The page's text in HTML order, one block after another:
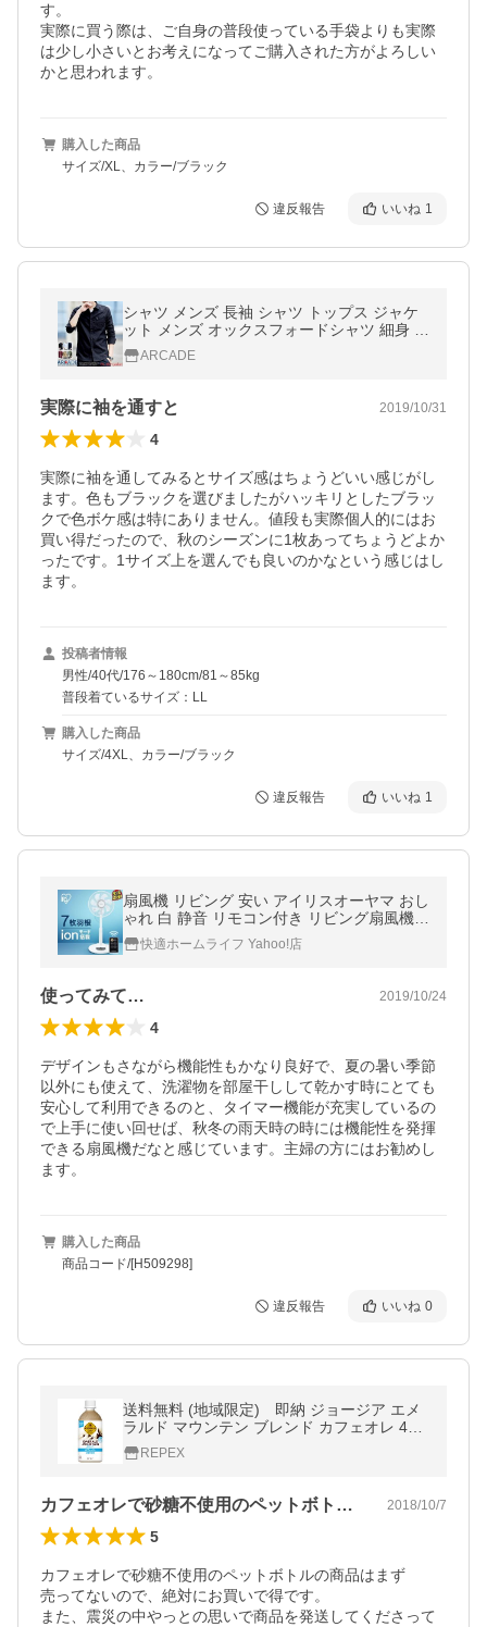
す。
実際に買う際は、ご自身の普段使っている手袋よりも実際
は少し小さいとお考えになってご購入された方がよろしい
かと思われます。
購入した商品
サイズ/XL、カラー/ブラック
違反報告 いいね 1
シャツ メンズ 長袖 シャツ トップス ジャケ
ット メンズ オックスフォードシャツ 細身 タ
イト シャツ 半袖 オーバーシャツ M L XL 2X
L 3XL 4XL/爆買
ARCADE
実際に袖を通すと 2019/10/31
4
実際に袖を通してみるとサイズ感はちょうどいい感じがし
ます。色もブラックを選びましたがハッキリとしたブラッ
クで色ボケ感は特にありません。値段も実際個人的にはお
買い得だったので、秋のシーズンに1枚あってちょうどよか
ったです。1サイズ上を選んでも良いのかなという感じはし
ます。
投稿者情報
男性/40代/176～180cm/81～85kg
普段着ているサイズ：LL
購入した商品
サイズ/4XL、カラー/ブラック
違反報告 いいね 1
扇風機 リビング 安い アイリスオーヤマ おし
ゃれ 白 静音 リモコン付き リビング扇風機
シンプル 自然風 イオン 30cm LFA-306
快適ホームライフ Yahoo!店
使ってみて… 2019/10/24
4
デザインもさながら機能性もかなり良好で、夏の暑い季節
以外にも使えて、洗濯物を部屋干しして乾かす時にとても
安心して利用できるのと、タイマー機能が充実しているの
で上手に使い回せば、秋冬の雨天時の時には機能性を発揮
できる扇風機だなと感じています。主婦の方にはお勧めし
ます。
購入した商品
商品コード/[H509298]
違反報告 いいね 0
送料無料 (地域限定) 即納 ジョージア エメ
ラルド マウンテン ブレンド カフェオレ 440
ml PET × 24本 コカ コーラ GEORGIA 北海
道限定 パッケージ
REPEX
カフェオレで砂糖不使用のペットボトルの… 2018/10/7
5
カフェオレで砂糖不使用のペットボトルの商品はまず
売ってないので、絶対にお買いで得です。
また、震災の中やっとの思いで商品を発送してくださって